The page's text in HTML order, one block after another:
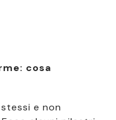
cosa
e non